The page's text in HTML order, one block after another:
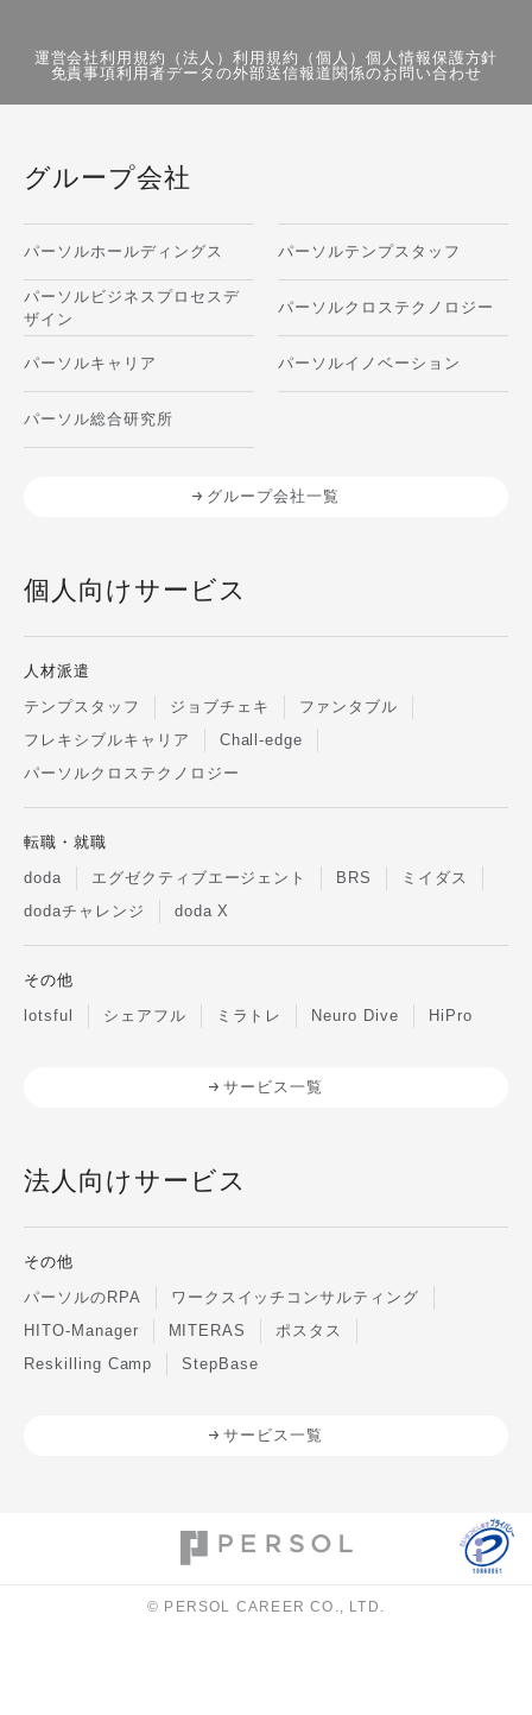
運営会社利用規約（法人）利用規約（個人） 個人情報保護方針
免責事項利用者データの外部送信報道関係のお問い合わせ
グループ会社
パーソルホールディングス パーソルテンプスタッフ
パーソルビジネスプロセスデ
ザイン
パーソルクロステクノロジー
パーソルキャリア パーソルイノベーション
パーソル総合研究所
グループ会社一覧
個人向けサービス
人材派遣
テンプスタッフ
ジョブチェキ
ファンタブル
フレキシブルキャリア
Chall-edge
パーソルクロステクノロジー
転職・就職
doda
エグゼクティブエージェント BRS
ミイダス
dodaチャレンジ
doda X
その他
lotsful
シェアフル ミラトレ Neuro Dive HiPro
サービス一覧
法人向けサービス
その他
パーソルのRPA
ワークスイッチコンサルティング
HITO-Manager
MITERAS
ポスタス
Reskilling Camp
StepBase
サービス一覧
© PERSOL CAREER CO., LTD.